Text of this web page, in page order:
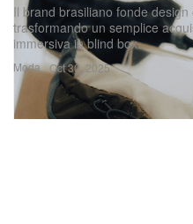
Moda
Il brand brasiliano fonde
trasformando un semplice
immersiva in blind box.
Oct 30, 2025